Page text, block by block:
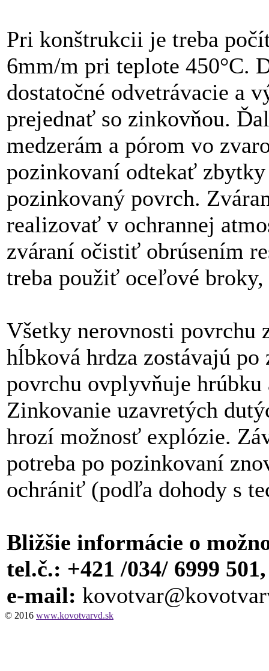
Pri konštrukcii je treba
6mm/m pri teplote 450°C.
dostatočné odvetrávacie a
prejednať so zinkovňou.
medzerám a pórom vo
pozinkovaní odtekať
pozinkovaný povrch.
realizovať v ochrannej
zváraní očistiť obrúsením
treba použiť oceľové
Všetky nerovnosti povrchu
hĺbková hrdza zostávajú
povrchu ovplyvňuje
Zinkovanie uzavretých
hrozí možnosť explózie.
potreba po pozinkovaní
ochrániť (podľa dohody s
Bližšie informácie o
tel.č.: +421 /034/ 6999
e-mail:
© 2016 www.kovotvarvd.sk